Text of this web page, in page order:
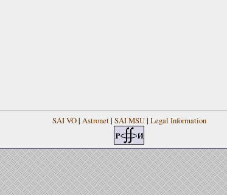
SAI VO| Astronet| SAI MSU| Legal Information